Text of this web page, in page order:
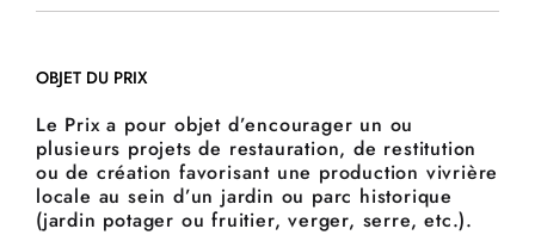
OBJET DU PRIX
Le Prix a pour objet d’encourager un ou
plusieurs projets de restauration, de restitution
ou de création favorisant une production vivrière
locale au sein d’un jardin ou parc historique
(jardin potager ou fruitier, verger, serre, etc.).